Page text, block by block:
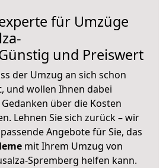
für Umzüge
und Preiswert
der Umzug an sich schon
und wollen Ihnen dabei
über die Kosten
Lehnen Sie sich zurück – wir
Angebote für Sie, das
mit Ihrem Umzug von
Spremberg helfen kann.